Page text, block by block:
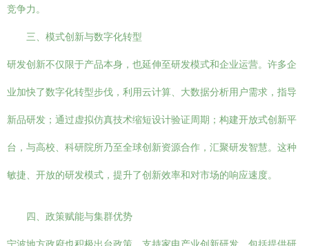
竞争力。
三、模式创新与数字化转型
研发创新不仅限于产品本身，也延伸至研发模式和企业运营。许多企
业加快了数字化转型步伐，利用云计算、大数据分析用户需求，指导
新品研发；通过虚拟仿真技术缩短设计验证周期；构建开放式创新平
台，与高校、科研院所乃至全球创新资源合作，汇聚研发智慧。这种
敏捷、开放的研发模式，提升了创新效率和对市场的响应速度。
四、政策赋能与集群优势